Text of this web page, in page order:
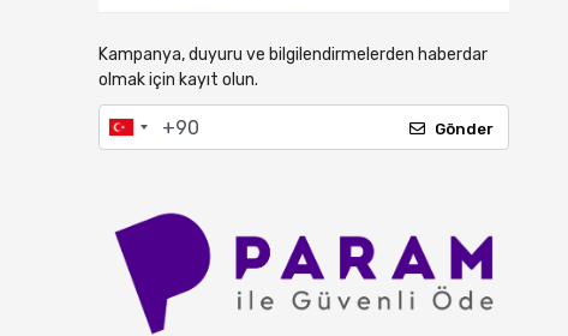
Kampanya, duyuru ve bilgilendirmelerden haberdar
olmak için kayıt olun.
Gönder